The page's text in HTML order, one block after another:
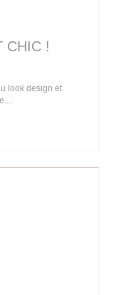
CHIC !
look design et